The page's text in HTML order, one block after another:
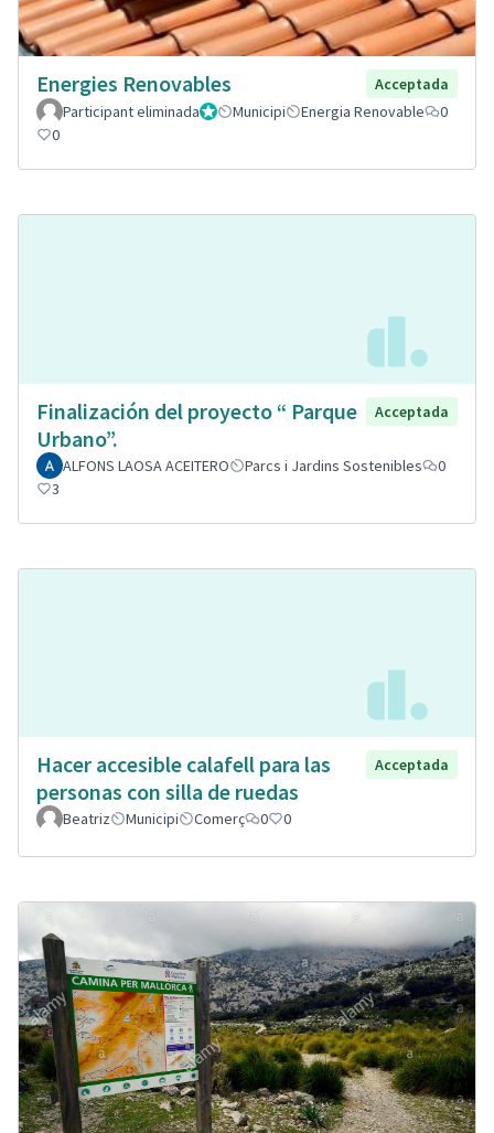
Energies Renovables
Acceptada
Participant eliminadaAdministrador
Municipi Energia Renovable
0
0
Finalización del proyecto “ Parque
Urbano”.
Acceptada
ALFONS LAOSA ACEITERO Parcs i Jardins Sostenibles
0
3
Hacer accesible calafell para las
personas con silla de ruedas
Acceptada
Beatriz Municipi Comerç 0 0